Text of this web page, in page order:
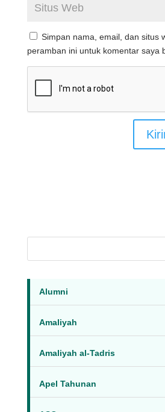
Simpan nama, email, dan situs
peramban ini untuk komentar saya
Alumni
Amaliyah
Amaliyah al-Tadris
Apel Tahunan